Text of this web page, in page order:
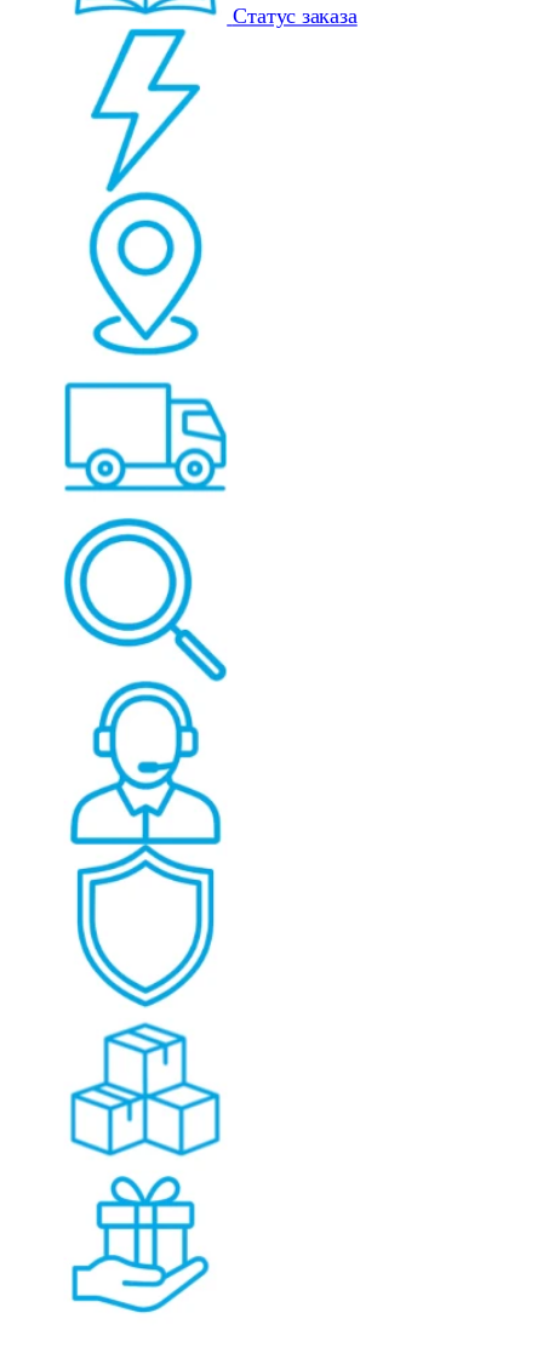
Статус заказа